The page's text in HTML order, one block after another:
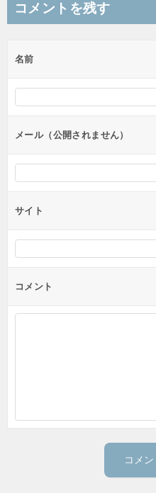
ビ
ー
シ
ン
コメントを残す
名前
メール（公開されません）
サイト
コメント